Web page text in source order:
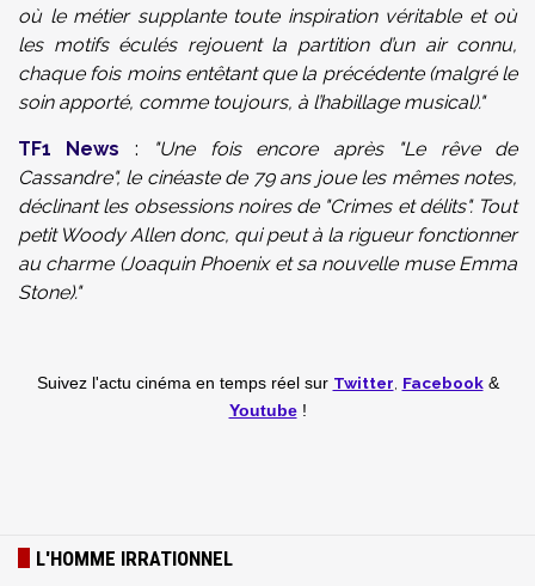
où le métier supplante toute inspiration véritable et où
les motifs éculés rejouent la partition d’un air connu,
chaque fois moins entêtant que la précédente (malgré le
soin apporté, comme toujours, à l’habillage musical)."
TF1 News :
"Une fois encore après "Le rêve de
Cassandre", le cinéaste de 79 ans joue les mêmes notes,
déclinant les obsessions noires de "Crimes et délits". Tout
petit Woody Allen donc, qui peut à la rigueur fonctionner
au charme (Joaquin Phoenix et sa nouvelle muse Emma
Stone)."
Suivez l'actu cinéma en temps réel sur Twitter Facebook&
Youtube!
L'HOMME IRRATIONNEL